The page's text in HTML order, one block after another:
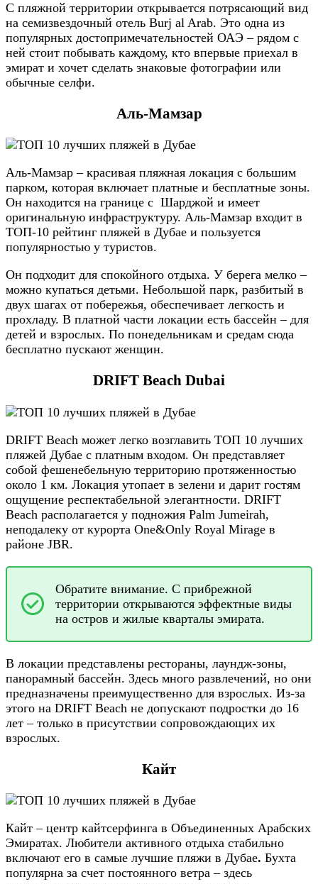
С пляжной территории открывается потрясающий вид
на семизвездочный отель Burj al Arab. Это одна из
популярных достопримечательностей ОАЭ – рядом с
ней стоит побывать каждому, кто впервые приехал в
эмират и хочет сделать знаковые фотографии или
обычные селфи.
Аль-Мамзар
Аль-Мамзар – красивая пляжная локация с большим
парком, которая включает платные и бесплатные зоны.
Он находится на границе с Шарджой и имеет
оригинальную инфраструктуру. Аль-Мамзар входит в
ТОП-10 рейтинг пляжей в Дубае и пользуется
популярностью у туристов.
Он подходит для спокойного отдыха. У берега мелко –
можно купаться детьми. Небольшой парк, разбитый в
двух шагах от побережья, обеспечивает легкость и
прохладу. В платной части локации есть бассейн – для
детей и взрослых. По понедельникам и средам сюда
бесплатно пускают женщин.
DRIFT Beach Dubai
DRIFT Beach может легко возглавить ТОП 10 лучших
пляжей Дубае с платным входом. Он представляет
собой фешенебельную территорию протяженностью
около 1 км. Локация утопает в зелени и дарит гостям
ощущение респектабельной элегантности. DRIFT
Beach располагается у подножия Palm Jumeirah,
неподалеку от курорта One&Only Royal Mirage в
районе JBR.
Обратите внимание. С прибрежной
территории открываются эффектные виды
на остров и жилые кварталы эмирата.
В локации представлены рестораны, лаундж-зоны,
панорамный бассейн. Здесь много развлечений, но они
предназначены преимущественно для взрослых. Из-за
этого на DRIFT Beach не допускают подростки до 16
лет – только в присутствии сопровождающих их
взрослых.
Кайт
Кайт – центр кайтсерфинга в Объединенных Арабских
Эмиратах. Любители активного отдыха стабильно
включают его в самые лучшие пляжи в Дубае. Бухта
популярна за счет постоянного ветра – здесь